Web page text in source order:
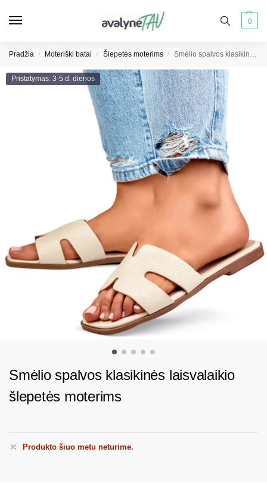
0
Pradžia / Moteriški batai / Šlepetės moterims / Smėlio spalvos klasikinės laisvalaikio šlepetės moterims
Pristatymas: 3-5 d. dienos
Smėlio spalvos klasikinės laisvalaikio
šlepetės moterims
Produkto šiuo metu neturime.